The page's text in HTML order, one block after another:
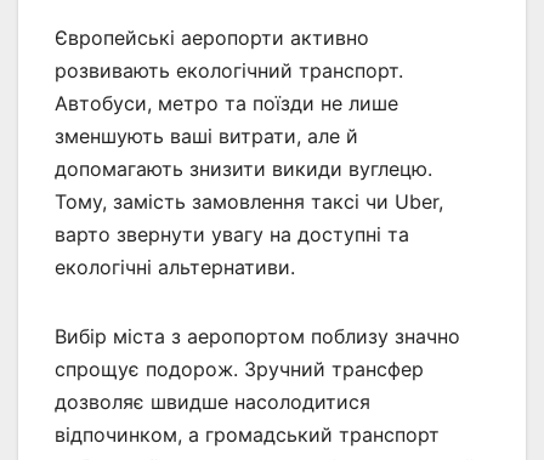
Європейські аеропорти активно
розвивають екологічний транспорт.
Автобуси, метро та поїзди не лише
зменшують ваші витрати, але й
допомагають знизити викиди вуглецю.
Тому, замість замовлення таксі чи Uber,
варто звернути увагу на доступні та
екологічні альтернативи.
Вибір міста з аеропортом поблизу значно
спрощує подорож. Зручний трансфер
дозволяє швидше насолодитися
відпочинком, а громадський транспорт